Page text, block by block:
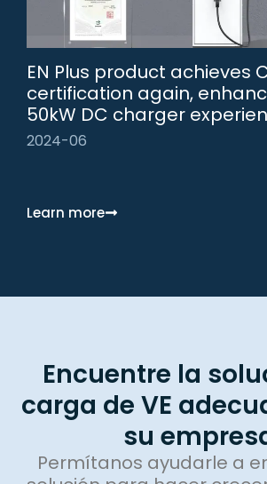
EN Plus product achieves
certification again,
50kW DC charger
2024-06
Learn more
Encuentre la
carga de VE
su
Permítanos ayudarle a